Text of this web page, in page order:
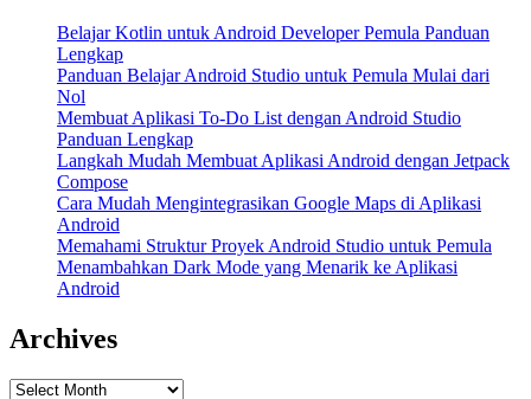
Belajar Kotlin untuk Android Developer Pemula Panduan
Lengkap
Panduan Belajar Android Studio untuk Pemula Mulai dari
Nol
Membuat Aplikasi To-Do List dengan Android Studio
Panduan Lengkap
Langkah Mudah Membuat Aplikasi Android dengan Jetpack
Compose
Cara Mudah Mengintegrasikan Google Maps di Aplikasi
Android
Memahami Struktur Proyek Android Studio untuk Pemula
Menambahkan Dark Mode yang Menarik ke Aplikasi
Android
Archives
Archives